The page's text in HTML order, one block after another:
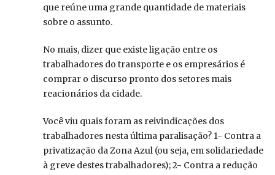
que reúne uma grande quantidade de materiais
sobre o assunto.
No mais, dizer que existe ligação entre os
trabalhadores do transporte e os empresários é
comprar o discurso pronto dos setores mais
reacionários da cidade.
Você viu quais foram as reivindicações dos
trabalhadores nesta última paralisação? 1- Contra a
privatização da Zona Azul (ou seja, em solidariedade
à greve destes trabalhadores); 2- Contra a redução